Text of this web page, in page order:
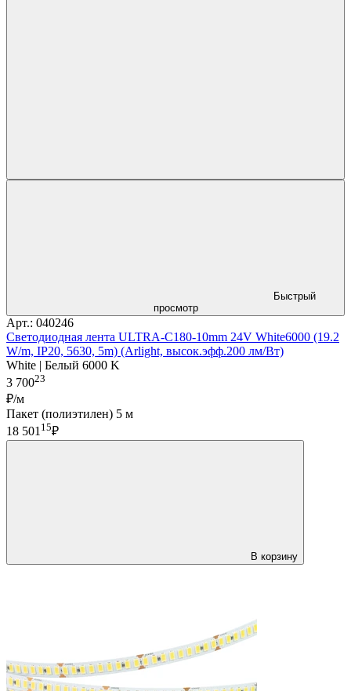
Быстрый
просмотр
Арт.: 040246
Светодиодная лента ULTRA-C180-10mm 24V White6000 (19.2
W/m, IP20, 5630, 5m) (Arlight, высок.эфф.200 лм/Вт)
White | Белый 6000 K
3 70023
₽/м
Пакет (полиэтилен) 5 м
18 50115₽
В корзину